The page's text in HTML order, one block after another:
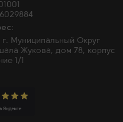
г. Муниципальный Округ
Жукова, дом 78, корпус
1/1